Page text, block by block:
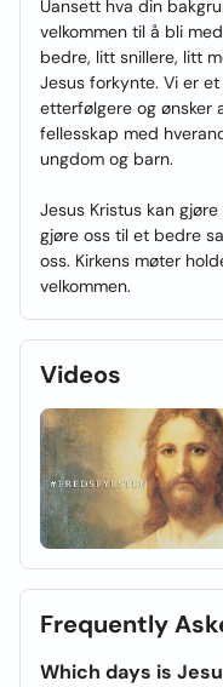
Uansett hva din
velkommen til å bli
bedre, litt snillere, litt
Jesus forkynte. Vi er
etterfølgere og ønsker
fellesskap med
ungdom og barn.
Jesus Kristus kan
gjøre oss til et bedre
oss. Kirkens møter
velkommen.
Videos
Frequently
Which days is